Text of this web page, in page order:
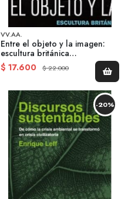
VV.AA.
Entre el objeto y la imagen:
escultura británica
contemporánea
$ 17.600 $ 22.000
-20%